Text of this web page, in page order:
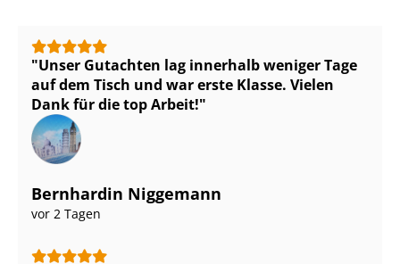
Unser Gutachten lag innerhalb weniger Tage
auf dem Tisch und war erste Klasse. Vielen
Dank für die top Arbeit!
Bernhardin Niggemann
vor 2 Tagen